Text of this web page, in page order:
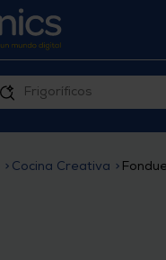
> Cocina Creativa >